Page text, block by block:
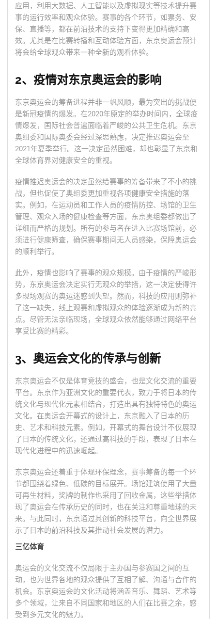
应用，利用大数据、人工智能以及虚拟现实等技术提升赛
事的运行效率和观众体验。赛事的各个环节，如票务、安
保、直播等，都在前沿技术的支持下变得更加精确和高
效。尤其是在比赛转播和互动体验方面，东京奥运会预计
将会给全球观众带来一种全新的观看体验。
2、疫情对东京奥运会的影响
东京奥运会的筹备进程并非一帆风顺，最为突出的挑战便
是新冠疫情的爆发。在2020年原定的举办时间内，全球疫
情爆发，国际社会普遍面临着严峻的公共卫生危机。东京
奥组委和国际奥委会经过深思熟虑，决定推迟奥运会至
2021年夏季举行。这一决定虽然困难，却也彰显了东京和
全球体育界对健康安全的重视。
疫情推迟奥运会的决定虽然给赛事的筹备带来了不小的挑
战，但也促使了奥组委更加重视各项健康安全措施的落
实。例如，在运动员和工作人员的疫情防控、场馆的卫生
管理、观众入场的健康检查等方面，东京奥组委都做出了
详细而严格的规划。所有的参与者在进入比赛场馆前，必
须进行健康筛查，确保赛事期间无人员感染，保障奥运会
的顺利举行。
此外，疫情也影响了赛事的观众规模。由于疫情的严峻形
势，东京奥运会决定实行无观众的举措，这一决定使得许
多现场观赛的奥运迷感到失望。然而，科技的应用则弥补
了这一缺失，线上观赛和虚拟观众的体验逐渐成为新的亮
点。尽管无法亲临现场，全球观众依然能够通过网络平台
享受比赛的精彩。
3、奥运会文化的传承与创新
东京奥运会不仅是体育竞技的盛会，也是文化交流的重要
平台。东京作为亚洲文化的重要代表，致力于将日本的传
统文化与现代化元素相结合，打造出具有独特特色的奥运
文化。在奥运会开幕式的设计上，东京融入了日本的历
史、艺术和科技元素。例如，开幕式的舞台设计不仅展现
了日本的传统文化，还通过高科技的手段，表现了日本在
现代化进程中的迅速崛起。
东京奥运会还着重于体现环保理念，赛事筹备的每一个环
节都围绕着绿色、低碳的目标展开。场馆建筑使用了大量
可再生材料，奖牌的制作也采用了回收金属，这些举措体
现了奥运会在传承历史的同时，也在关注和尊重地球的未
来。与此同时，东京通过其创新的科技平台，向全世界展
示了日本的前沿科技及其推动社会发展的潜力。
三亿体育
奥运会的文化交流不仅局限于主办国与参赛国之间的互
动，也为世界各地的观众提供了互相了解、沟通与合作的
机会。东京奥运会的文化活动将涵盖音乐、舞蹈、艺术等
多个领域，让来自不同国家和地区的人们在比赛之余，感
受到多元文化的魅力。